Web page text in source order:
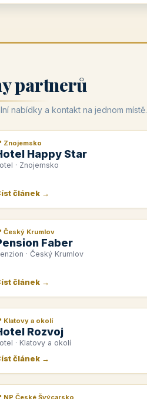
partnerů
nabídky a kontakt na jednom místě.
PR článek
Znojemsko
Happy Star
· Znojemsko
článek →
PR článek
Český Krumlov
Faber
· Český Krumlov
článek →
PR článek
Klatovy a okolí
Rozvoj
· Klatovy a okolí
článek →
PR článek
NP České Švýcarsko